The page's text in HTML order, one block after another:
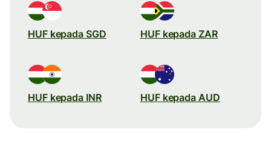
HUF kepada SGD HUF kepada ZAR
HUF kepada INR HUF kepada AUD